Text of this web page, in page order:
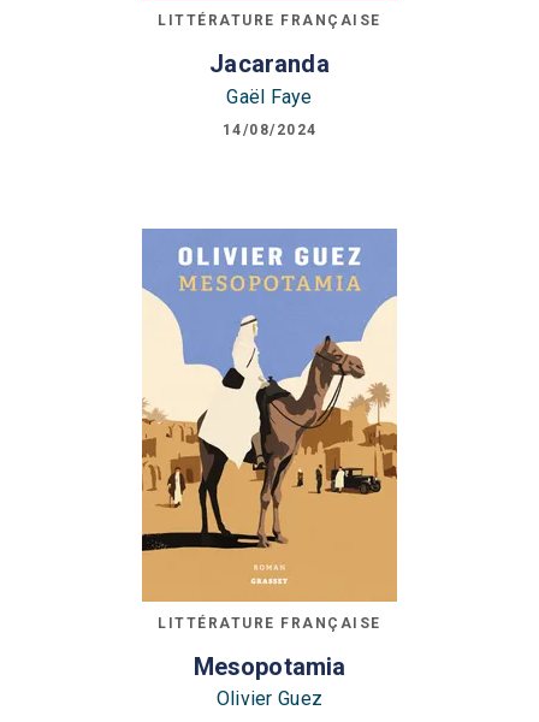
LITTÉRATURE FRANÇAISE
Jacaranda
Gaël Faye
14/08/2024
LITTÉRATURE FRANÇAISE
Mesopotamia
Olivier Guez